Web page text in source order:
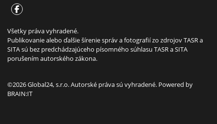
Všetky práva vyhradené.
Publikovanie alebo ďalšie šírenie správ a fotografií zo zdrojov TASR a
SITA sú bez predchádzajúceho písomného súhlasu TASR a SITA
porušením autorského zákona.
©2026 Global24, s.r.o. Autorské práva sú vyhradené. Powered by
BRAIN:IT